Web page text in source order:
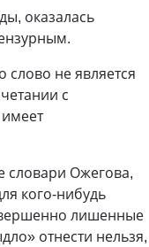
оказалась
не является
с
словари Ожегова,
кого-нибудь
лишенные
отнести нельзя,